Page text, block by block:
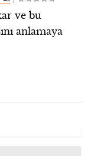
ve bu
anlamaya